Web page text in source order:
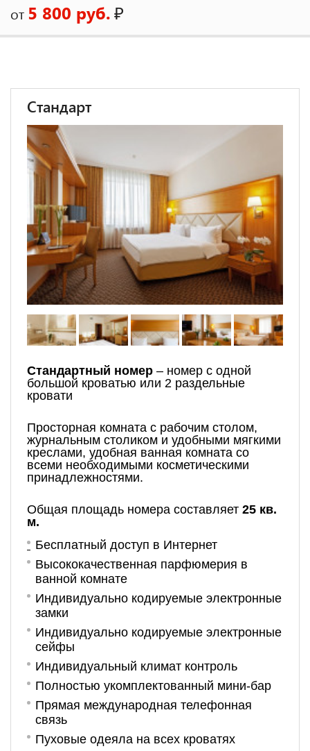
от 5 800 руб.₽
Стандарт
Стандартный номер – номер с одной
большой кроватью или 2 раздельные
кровати
Просторная комната с рабочим столом,
журнальным столиком и удобными мягкими
креслами, удобная ванная комната со
всеми необходимыми косметическими
принадлежностями.
Общая площадь номера составляет 25 кв.
м.
Бесплатный доступ в Интернет
Высококачественная парфюмерия в
ванной комнате
Индивидуально кодируемые электронные
замки
Индивидуально кодируемые электронные
сейфы
Индивидуальный климат контроль
Полностью укомплектованный мини-бар
Прямая международная телефонная
связь
Пуховые одеяла на всех кроватях